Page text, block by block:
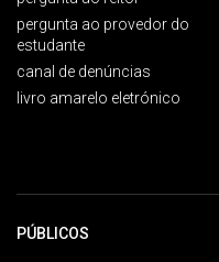
pergunta ao provedor do
estudante
canal de denúncias
livro amarelo eletrónico
PÚBLICOS